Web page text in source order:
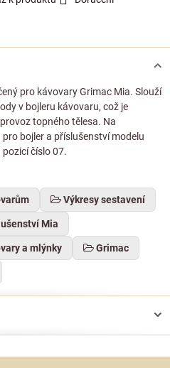
pro kávovary Grimac Mia. Slouží
v bojleru kávovaru, což je
topného tělesa. Na
bojler a příslušenství modelu
číslo 07.
Výkresy sestavení
Mia
a mlýnky Grimac